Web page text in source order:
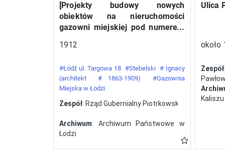
samolotach polskiej
konstrukcji. W Challenge’u
zwycięstwo odnieśli
Franciszek Żwirko i
Stanisław Wigura na RWD-
6. Tym samym Polsce
przypadła organizacja
kolejnej odsłony zawodów.
Zorganizowany przez
[Projekty budowy nowych
obiektów na nieruchomości
gazowni miejskiej pod numerem
Łodzi]
1912
#Łódź ul. Targowa 18 #Stebelski # Ignacy
(architekt
# 1863-1909)
#Gazownia
Miejska w Łodzi
Zespół: Rząd Gubernialny Piotrkowski
Archiwum: Archiwum Państwowe w
Łodzi
Ulica
około
Zespół
Kaliszu